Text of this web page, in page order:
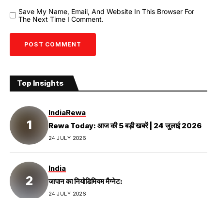
Save My Name, Email, And Website In This Browser For
The Next Time I Comment.
Top Insights
IndiaRewa
Rewa Today: आज की 5 बड़ी खबरें | 24 जुलाई 2026
24 JULY 2026
India
जापान का नियोडिमियम मैग्नेट:
24 JULY 2026